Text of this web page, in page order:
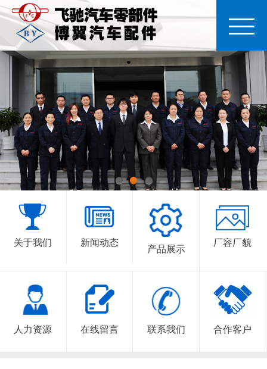
1 2 3
关于我们 新闻动态
产品展示
厂容厂貌
人力资源 在线留言 联系我们 合作客户